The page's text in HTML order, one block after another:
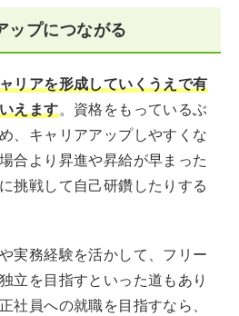
ップにつながる
リアを形成していくうえで有
えます。資格をもっているぶ
、キャリアアップしやすくな
合より昇進や昇給が早まった
挑戦して自己研鑽したりする
実務経験を活かして、フリー
立を目指すといった道もあり
社員への就職を目指すなら、